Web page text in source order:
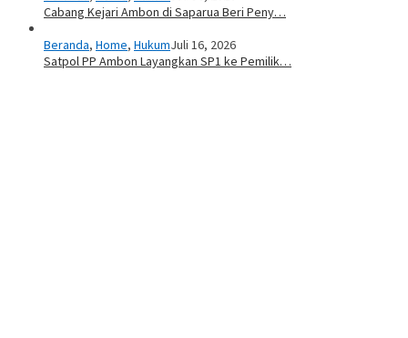
Cabang Kejari Ambon di Saparua Beri Peny…
Beranda, Home, HukumJuli 16, 2026
Satpol PP Ambon Layangkan SP1 ke Pemilik…